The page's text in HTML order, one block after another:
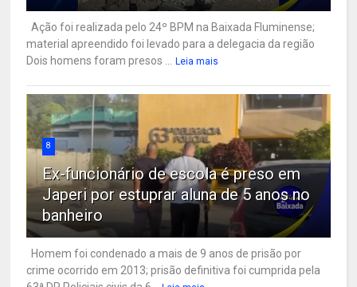
Ação foi realizada pelo 24º BPM na Baixada Fluminense;
material apreendido foi levado para a delegacia da região
Dois homens foram presos ... Leia mais
8
Ex-funcionário de escola é preso em
Japeri por estuprar aluna de 5 anos no
banheiro
Homem foi condenado a mais de 9 anos de prisão por
crime ocorrido em 2013; prisão definitiva foi cumprida pela